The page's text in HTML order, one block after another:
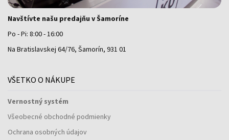
Navštívte našu predajňu v Šamoríne
Po - Pi: 8:00 - 16:00
Na Bratislavskej 64/76, Šamorín, 931 01
VŠETKO O NÁKUPE
Vernostný systém
Všeobecné obchodné podmienky
Ochrana osobných údajov